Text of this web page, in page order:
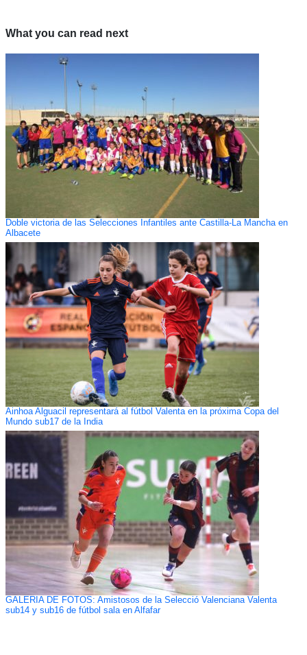
What you can read next
Doble victoria de las Selecciones Infantiles ante Castilla-La Mancha en
Albacete
Ainhoa Alguacil representará al fútbol Valenta en la próxima Copa del
Mundo sub17 de la India
GALERÍA DE FOTOS: Amistosos de la Selecció Valenciana Valenta
sub14 y sub16 de fútbol sala en Alfafar